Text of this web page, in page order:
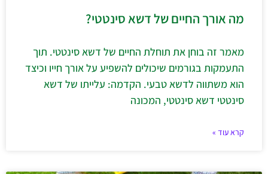
מה אורך החיים של דשא סינטטי?
מאמר זה בוחן את תוחלת החיים של דשא סינטטי. תוך
התעמקות בגורמים שיכולים להשפיע על אורך חייו וכיצד
הוא משתווה לדשא טבעי. הקדמה: עלייתו של דשא
סינטטי דשא סינטטי, המכונה
קרא עוד »